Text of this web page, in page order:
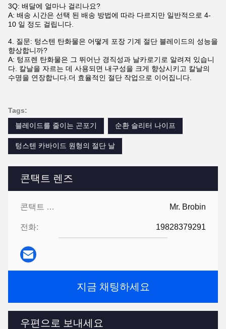
콘택트 렌즈
콘택트 렌즈: Mr. Brobin
전화: 19828379291
지금 채팅하세요
우편으로 보내세요
3Q: 배달에 얼마나 걸리나요?
A: 배송 시간은 선택 된 배송 방법에 따라 다르지만 일반적으로 4-
10 일 정도 걸립니다.
4. 질문: 텅스텐 탄화물은 어떻게 포장 기계 절단 블레이드의 성능을
향상합니까?
A: 텅프렌 탄화물은 그 뛰어난 경직성과 날카로기로 알려져 있습니
다. 칼날을 자르는 데 사용되면 내구성을 크게 향상시키고 칼날의
수명을 연장합니다.더 효율적인 절단 작업으로 이어집니다.
Tags:
블레이드를 줄이는 곤포기
순환 슬리터 나이프
텅스텐 카바이드 원형의 절단 날